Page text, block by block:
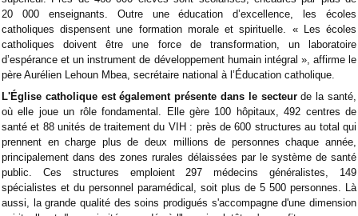
20 000 enseignants. Outre une éducation d’excellence, les écoles
catholiques dispensent une formation morale et spirituelle. « Les écoles
catholiques doivent être une force de transformation, un laboratoire
d’espérance et un instrument de développement humain intégral », affirme le
père Aurélien Lehoun Mbea, secrétaire national à l’Éducation catholique.
L'Église catholique est également présente dans le secteurde la santé,
où elle joue un rôle fondamental. Elle gère 100 hôpitaux, 492 centres de
santé et 88 unités de traitement du VIH : près de 600 structures au total qui
prennent en charge plus de deux millions de personnes chaque année,
principalement dans des zones rurales délaissées par le système de santé
public. Ces structures emploient 297 médecins généralistes, 149
spécialistes et du personnel paramédical, soit plus de 5 500 personnes. Là
aussi, la grande qualité des soins prodigués s'accompagne d'une dimension